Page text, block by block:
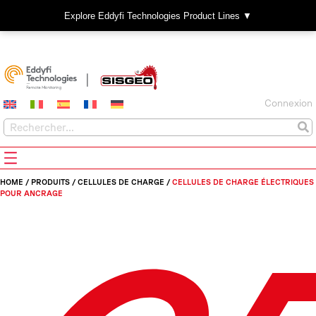
Explore Eddyfi Technologies Product Lines ▼
Connexion
HOME / PRODUITS / CELLULES DE CHARGE / CELLULES DE CHARGE ÉLECTRIQUES
POUR ANCRAGE